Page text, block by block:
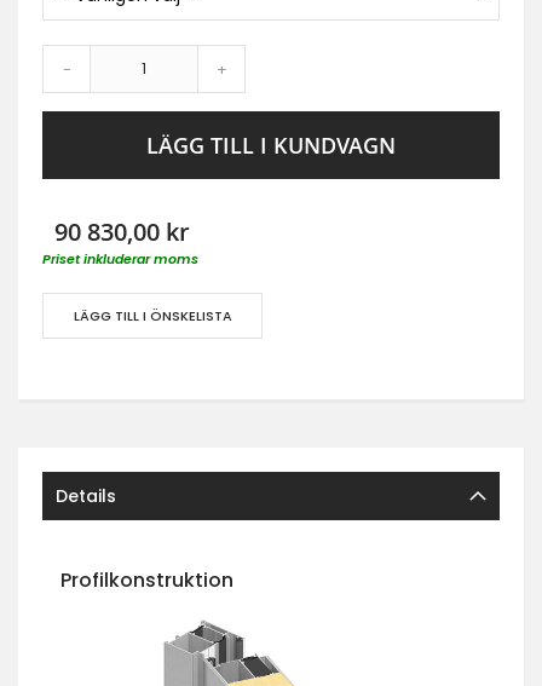
- +
LÄGG TILL I KUNDVAGN
90 830,00 kr
Priset inkluderar moms
LÄGG TILL I ÖNSKELISTA
Details